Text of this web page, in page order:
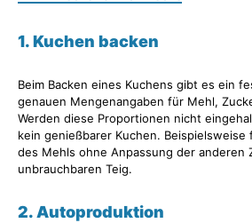
1. Kuchen backen
Beim Backen eines Kuchens gibt es ein
genauen Mengenangaben für Mehl,
Werden diese Proportionen nicht
kein genießbarer Kuchen. Beispielsweise
des Mehls ohne Anpassung der anderen
unbrauchbaren Teig.
2. Autoproduktion